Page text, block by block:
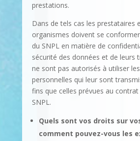
prestations.
Dans de tels cas les prestataires
organismes doivent se
du SNPL en matière de
sécurité des données et de leurs
ne sont pas autorisés à utiliser
personnelles qui leur sont
fins que celles prévues au contrat
SNPL.
Quels sont vos droits sur
comment pouvez-vous les